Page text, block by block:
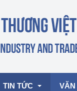
TIN TỨC